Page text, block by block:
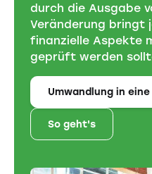
durch die Ausgabe
Veränderung bringt
finanzielle Aspekte
geprüft werden
Umwandlung in
So geht's